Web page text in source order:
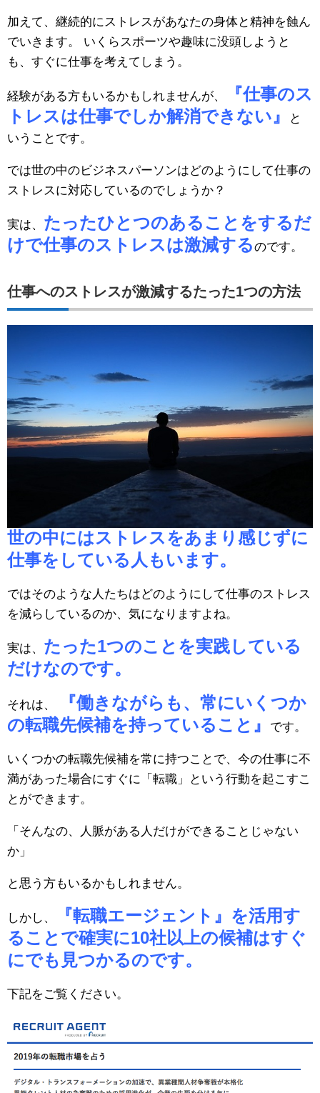
加えて、継続的にストレスがあなたの身体と精神を蝕ん
でいきます。 いくらスポーツや趣味に没頭しようと
も、すぐに仕事を考えてしまう。
経験がある方もいるかもしれませんが、
『仕事のス
トレスは仕事でしか解消できない』
と
いうことです。
では世の中のビジネスパーソンはどのようにして仕事の
ストレスに対応しているのでしょうか？
実は、 たったひとつのあることをするだ
けで仕事のストレスは激減するのです。
仕事へのストレスが激減するたった1つの方法
世の中にはストレスをあまり感じずに
仕事をしている人もいます。
ではそのような人たちはどのようにして仕事のストレス
を減らしているのか、気になりますよね。
実は、 たった1つのことを実践している
だけなのです。
それは、
『働きながらも、常にいくつか
の転職先候補を持っていること』
です。
いくつかの転職先候補を常に持つことで、今の仕事に不
満があった場合にすぐに「転職」という行動を起こすこ
とができます。
「そんなの、人脈がある人だけができることじゃない
か」
と思う方もいるかもしれません。
しかし、
『転職エージェント』を活用す
ることで確実に10社以上の候補はすぐ
にでも見つかるのです。
下記をご覧ください。